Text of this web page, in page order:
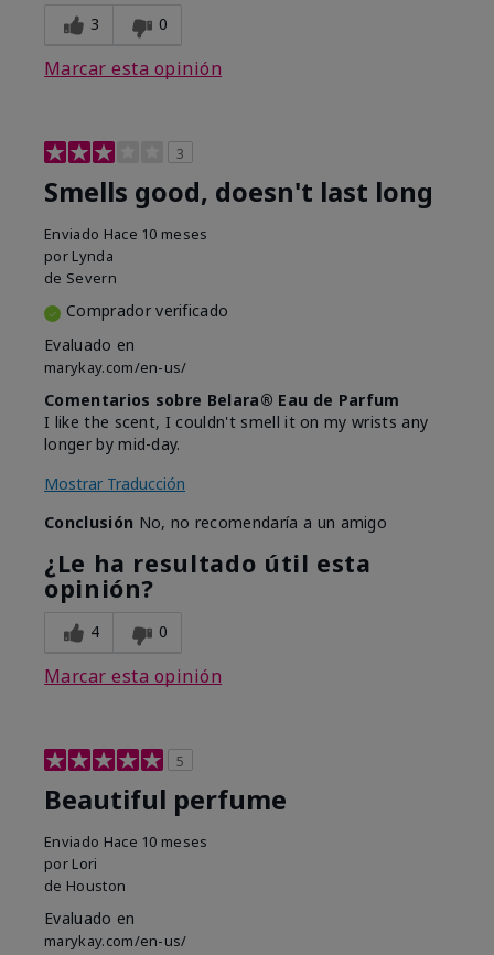
3 0
Marcar esta opinión
3
Smells good, doesn't last long
Enviado Hace 10 meses
por Lynda
de Severn
Comprador verificado
Evaluado en
marykay.com/en-us/
Comentarios sobre Belara® Eau de Parfum
I like the scent, I couldn't smell it on my wrists any
longer by mid-day.
Mostrar Traducción
Conclusión No, no recomendaría a un amigo
¿Le ha resultado útil esta
opinión?
4 0
Marcar esta opinión
5
Beautiful perfume
Enviado Hace 10 meses
por Lori
de Houston
Evaluado en
marykay.com/en-us/